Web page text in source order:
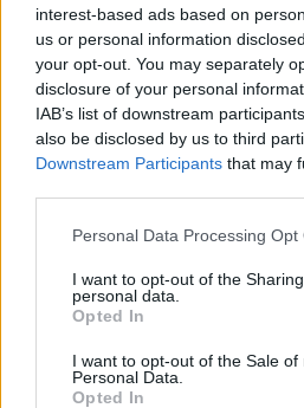
interest-based ads based on
us or personal information
your opt-out. You may separately
disclosure of your personal
IAB’s list of downstream
also be disclosed by us to third
Downstream Participants that may
Please note that this website/app
not limited to your visit or usage
grant or deny consent to Google
use your data for below specified
consent section.
Personal Data Processing Opt
I want to opt-out of the
personal data.
Opted In
I want to opt-out of the Sale of
Personal Data.
Opted In
Pókcsípés után halt meg egy